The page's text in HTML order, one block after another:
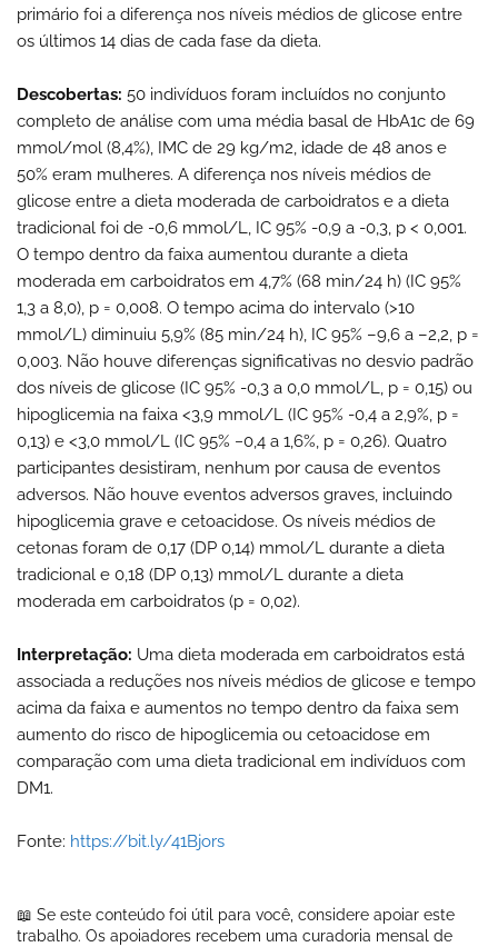
primário foi a diferença nos níveis médios de glicose entre
os últimos 14 dias de cada fase da dieta.
Descobertas: 50 indivíduos foram incluídos no conjunto
completo de análise com uma média basal de HbA1c de 69
mmol/mol (8,4%), IMC de 29 kg/m2, idade de 48 anos e
50% eram mulheres. A diferença nos níveis médios de
glicose entre a dieta moderada de carboidratos e a dieta
tradicional foi de -0,6 mmol/L, IC 95% -0,9 a -0,3, p < 0,001.
O tempo dentro da faixa aumentou durante a dieta
moderada em carboidratos em 4,7% (68 min/24 h) (IC 95%
1,3 a 8,0), p = 0,008. O tempo acima do intervalo (>10
mmol/L) diminuiu 5,9% (85 min/24 h), IC 95% –9,6 a –2,2, p =
0,003. Não houve diferenças significativas no desvio padrão
dos níveis de glicose (IC 95% -0,3 a 0,0 mmol/L, p = 0,15) ou
hipoglicemia na faixa <3,9 mmol/L (IC 95% -0,4 a 2,9%, p =
0,13) e <3,0 mmol/L (IC 95% −0,4 a 1,6%, p = 0,26). Quatro
participantes desistiram, nenhum por causa de eventos
adversos. Não houve eventos adversos graves, incluindo
hipoglicemia grave e cetoacidose. Os níveis médios de
cetonas foram de 0,17 (DP 0,14) mmol/L durante a dieta
tradicional e 0,18 (DP 0,13) mmol/L durante a dieta
moderada em carboidratos (p = 0,02).
Interpretação: Uma dieta moderada em carboidratos está
associada a reduções nos níveis médios de glicose e tempo
acima da faixa e aumentos no tempo dentro da faixa sem
aumento do risco de hipoglicemia ou cetoacidose em
comparação com uma dieta tradicional em indivíduos com
DM1.
Fonte: https://bit.ly/41Bjors
📖 Se este conteúdo foi útil para você, considere apoiar este
trabalho. Os apoiadores recebem uma curadoria mensal de